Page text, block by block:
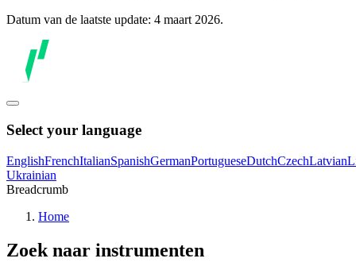
Datum van de laatste update: 4 maart 2026.
Select your language
EnglishFrenchItalianSpanishGermanPortugueseDutchCzechLatvian
Ukrainian
Breadcrumb
Home
Zoek naar instrumenten